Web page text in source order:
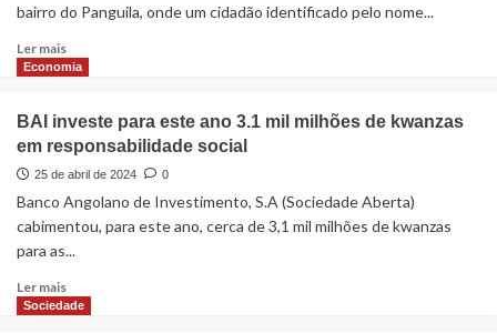
bairro do Panguila, onde um cidadão identificado pelo nome...
Ler mais
Economia
BAI investe para este ano 3.1 mil milhões de kwanzas
em responsabilidade social
25 de abril de 2024 0
Banco Angolano de Investimento, S.A (Sociedade Aberta)
cabimentou, para este ano, cerca de 3,1 mil milhões de kwanzas
para as...
Ler mais
Sociedade